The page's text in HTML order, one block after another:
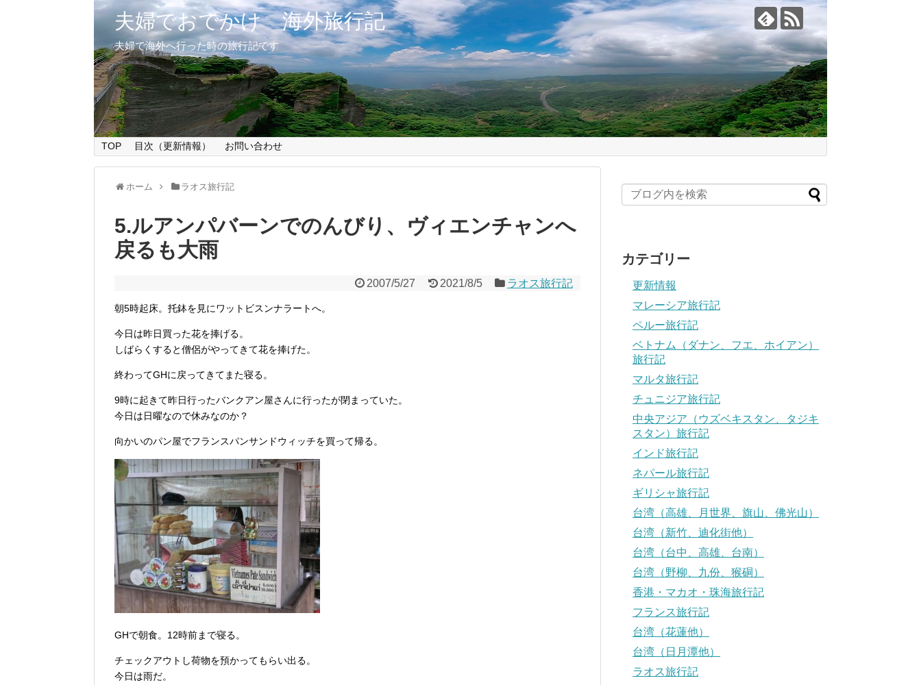
夫婦でおでかけ 海外旅行記
夫婦で海外へ行った時の旅行記です
TOP 目次（更新情報） お問い合わせ
ホーム ラオス旅行記
5.ルアンパバーンでのんびり、ヴィエンチャンへ
戻るも大雨
2007/5/27 2021/8/5 ラオス旅行記
朝5時起床。托鉢を見にワットビスンナラートへ。
今日は昨日買った花を捧げる。
しばらくすると僧侶がやってきて花を捧げた。
終わってGHに戻ってきてまた寝る。
9時に起きて昨日行ったバンクアン屋さんに行ったが閉まっていた。
今日は日曜なので休みなのか？
向かいのパン屋でフランスパンサンドウィッチを買って帰る。
GHで朝食。12時前まで寝る。
チェックアウトし荷物を預かってもらい出る。
今日は雨だ。
カテゴリー
更新情報
マレーシア旅行記
ペルー旅行記
ベトナム（ダナン、フエ、ホイアン）
旅行記
マルタ旅行記
チュニジア旅行記
中央アジア（ウズベキスタン、タジキ
スタン）旅行記
インド旅行記
ネパール旅行記
ギリシャ旅行記
台湾（高雄、月世界、旗山、佛光山）
台湾（新竹、迪化街他）
台湾（台中、高雄、台南）
台湾（野柳、九份、猴硐）
香港・マカオ・珠海旅行記
フランス旅行記
台湾（花蓮他）
台湾（日月潭他）
ラオス旅行記